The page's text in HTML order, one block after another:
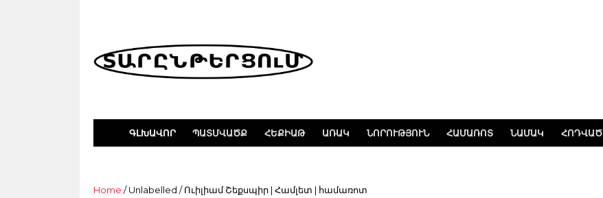
ԳԼԽԱՎՈՐ ՊԱՏՄՎԱԾՔ ՀԵՔԻԱԹ ԱՌԱԿ ՆՈՐՈՒԹՅՈՒՆ ՀԱՄԱՌՈՏ ՆԱՄԱԿ ՀՈԴՎԱԾ
Home / Unlabelled /Ուիլիամ Շեքսպիր | Համլետ | համառոտ